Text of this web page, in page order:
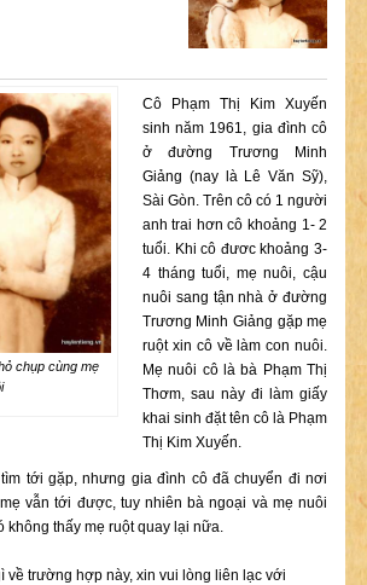
chụp cùng mẹ
Cô Phạm Thị Kim Xuyến
sinh năm 1961, gia đình cô
ở đường Trương Minh
Giảng (nay là Lê Văn Sỹ),
Sài Gòn. Trên cô có 1 người
anh trai hơn cô khoảng 1- 2
tuổi. Khi cô đươc khoảng 3-
4 tháng tuổi, mẹ nuôi, cậu
nuôi sang tận nhà ở đường
Trương Minh Giảng gặp mẹ
ruột xin cô về làm con nuôi.
Mẹ nuôi cô là bà Phạm Thị
Thơm, sau này đi làm giấy
khai sinh đặt tên cô là Phạm
Thị Kim Xuyến.
tìm tới gặp, nhưng gia đình cô đã chuyển đi nơi
vẫn tới được, tuy nhiên bà ngoại và mẹ nuôi
không thấy mẹ ruột quay lại nữa.
về trường hợp này, xin vui lòng liên lạc với